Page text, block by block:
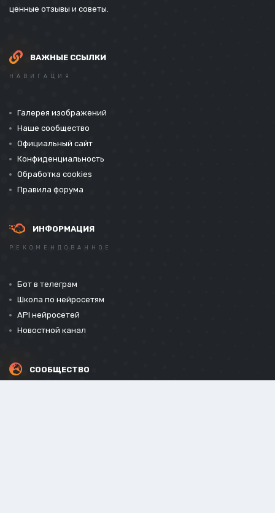
ценные отзывы и советы.
ВАЖНЫЕ ССЫЛКИ
НАВИГАЦИЯ
Галерея изображений
Наше сообщество
Официальный сайт
Конфиденциальность
Обработка cookies
Правила форума
ИНФОРМАЦИЯ
РЕКОМЕНДОВАННОЕ
Бот в телеграм
Школа по нейросетям
API нейросетей
Новостной канал
СООБЩЕСТВО